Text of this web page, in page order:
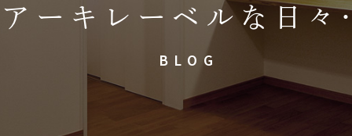
アーキレーベルな日
BLOG